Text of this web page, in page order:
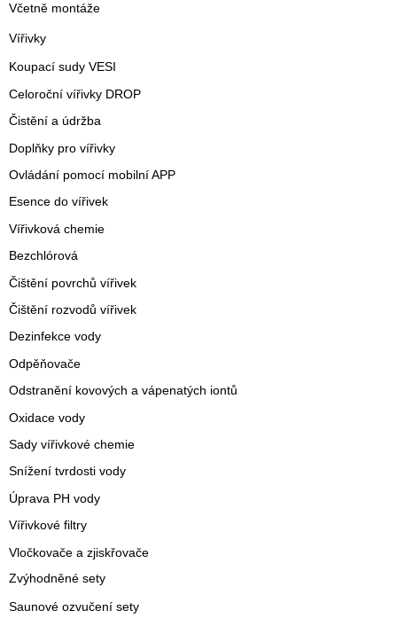
Včetně montáže
Vířivky
Koupací sudy VESI
Celoroční vířivky DROP
Čistění a údržba
Doplňky pro vířivky
Ovládání pomocí mobilní APP
Esence do vířivek
Vířivková chemie
Bezchlórová
Čištění povrchů vířivek
Čištění rozvodů vířivek
Dezinfekce vody
Odpěňovače
Odstranění kovových a vápenatých iontů
Oxidace vody
Sady vířivkové chemie
Snížení tvrdosti vody
Úprava PH vody
Vířivkové filtry
Vločkovače a zjiskřovače
Zvýhodněné sety
Saunové ozvučení sety